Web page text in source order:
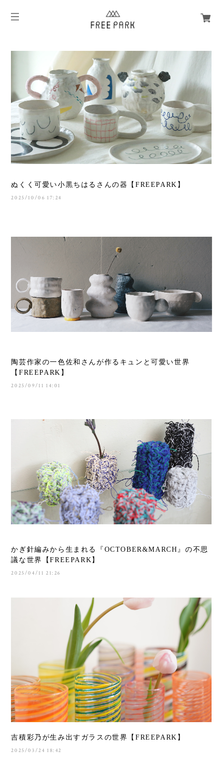
ぬくく可愛い小黒ちはるさんの器【FREEPARK】
2025/10/06 17:24
陶芸作家の一色佐和さんが作るキュンと可愛い世界
【FREEPARK】
2025/09/11 14:01
かぎ針編みから生まれる『OCTOBER&MARCH』の不思
議な世界【FREEPARK】
2025/04/11 21:26
吉積彩乃が生み出すガラスの世界【FREEPARK】
2025/03/24 18:42